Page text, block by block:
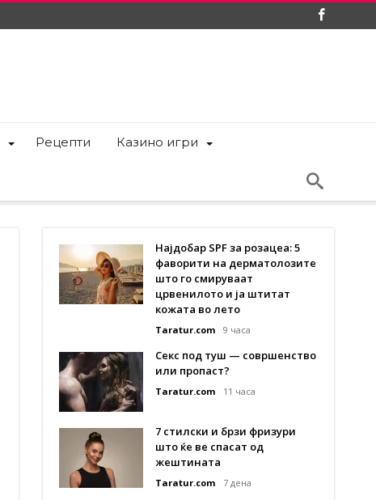
Рецепти Казино игри
Најдобар SPF за розацеа: 5
фаворити на дерматолозите
што го смируваат
црвенилото и ја штитат
кожата во лето
Taratur.com 9 часа
Секс под туш — совршенство
или пропаст?
Taratur.com 11 часа
7 стилски и брзи фризури
што ќе ве спасат од
жештината
Taratur.com 7 дена